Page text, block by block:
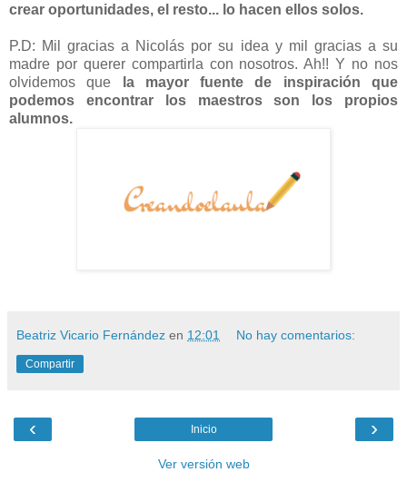
crear oportunidades, el resto... lo hacen ellos solos.
P.D: Mil gracias a Nicolás por su idea y mil gracias a su
madre por querer compartirla con nosotros. Ah!! Y no nos
olvidemos que
la mayor fuente de inspiración que
podemos encontrar los maestros son los propios
alumnos.
Beatriz Vicario Fernández en 12:01 No hay comentarios:
Compartir
‹ ›
Inicio
Ver versión web